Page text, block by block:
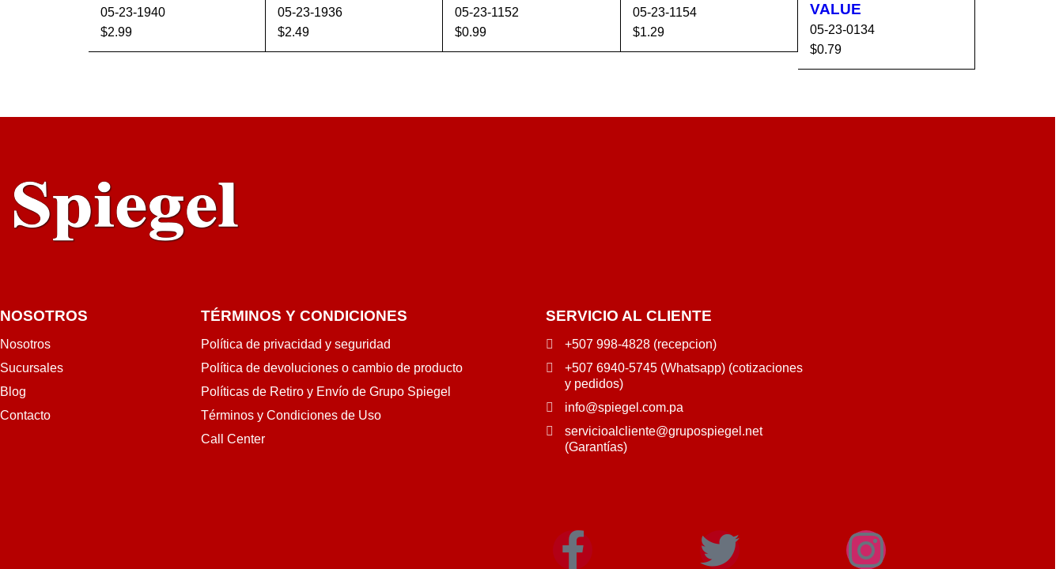
05-23-1940
$2.99
AÑADIR AL CA
VISTA
05-23-1936
$2.49
AÑADIR AL CA
VISTA
05-23-1152
$0.99
AÑADIR AL CA
VISTA
05-23-1154
$1.29
AÑADIR AL CA
VISTA
VALUE
05-23-0134
$0.79
AÑADIR AL CA
VISTA
NOSOTROS
Nosotros
Sucursales
Blog
Contacto
TÉRMINOS Y CONDICIONES
Política de privacidad y seguridad
Política de devoluciones o cambio de producto
Políticas de Retiro y Envío de Grupo Spiegel
Términos y Condiciones de Uso
Call Center
SERVICIO AL CLIENTE
+507 998-4828 (recepcion)
+507 6940-5745 (Whatsapp) (cotizaciones
y pedidos)
info@spiegel.com.pa
servicioalcliente@grupospiegel.net
(Garantías)